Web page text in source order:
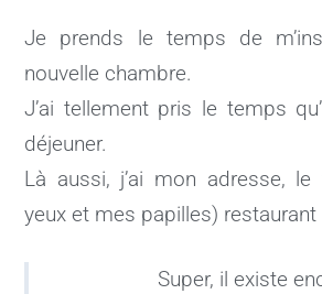
Je prends le temps de
nouvelle chambre.
J’ai tellement pris le temps
déjeuner.
Là aussi, j’ai mon adresse,
yeux et mes papilles) restaurant
Super, il existe